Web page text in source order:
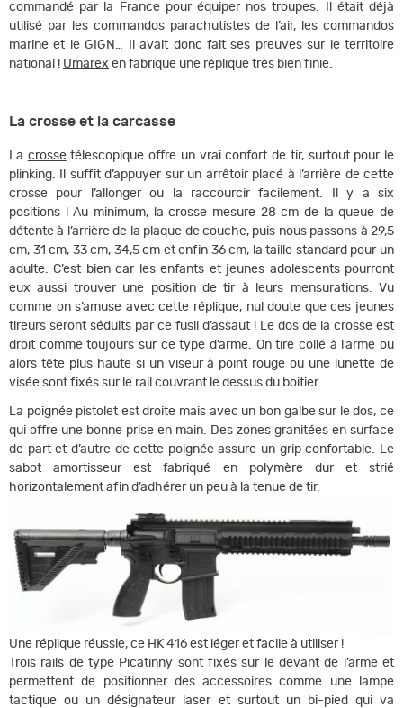
commandé par la France pour équiper nos troupes. Il était déjà
utilisé par les commandos parachutistes de l’air, les commandos
marine et le GIGN… Il avait donc fait ses preuves sur le territoire
national ! Umarex en fabrique une réplique très bien finie.
La crosse et la carcasse
La crossetélescopique offre un vrai confort de tir, surtout pour le
plinking. Il suffit d’appuyer sur un arrêtoir placé à l’arrière de cette
crosse pour l’allonger ou la raccourcir facilement. Il y a six
positions ! Au minimum, la crosse mesure 28 cm de la queue de
détente à l’arrière de la plaque de couche, puis nous passons à 29,5
cm, 31 cm, 33 cm, 34,5 cm et enfin 36 cm, la taille standard pour un
adulte. C’est bien car les enfants et jeunes adolescents pourront
eux aussi trouver une position de tir à leurs mensurations. Vu
comme on s’amuse avec cette réplique, nul doute que ces jeunes
tireurs seront séduits par ce fusil d’assaut ! Le dos de la crosse est
droit comme toujours sur ce type d’arme. On tire collé à l’arme ou
alors tête plus haute si un viseur à point rouge ou une lunette de
visée sont fixés sur le rail couvrant le dessus du boitier.
La poignée pistolet est droite mais avec un bon galbe sur le dos, ce
qui offre une bonne prise en main. Des zones granitées en surface
de part et d’autre de cette poignée assure un grip confortable. Le
sabot amortisseur est fabriqué en polymère dur et strié
horizontalement afin d’adhérer un peu à la tenue de tir.
Une réplique réussie, ce HK 416 est léger et facile à utiliser !
Trois rails de type Picatinny sont fixés sur le devant de l’arme et
permettent de positionner des accessoires comme une lampe
tactique ou un désignateur laser et surtout un bi-pied qui va